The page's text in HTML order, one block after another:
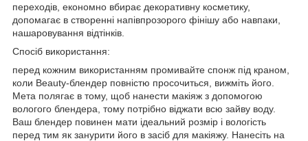
переходів, економно вбирає декоративну косметику,
допомагає в створенні напівпрозорого фінішу або навпаки,
нашаровування відтінків.
Спосіб використання:
перед кожним використанням промивайте спонж під краном,
коли Beauty-блендер повністю просочиться, вижміть його.
Мета полягає в тому, щоб нанести макіяж з допомогою
вологого блендера, тому потрібно віджати всю зайву воду.
Ваш блендер повинен мати ідеальний розмір і вологість
перед тим як занурити його в засіб для макіяжу. Нанесіть на